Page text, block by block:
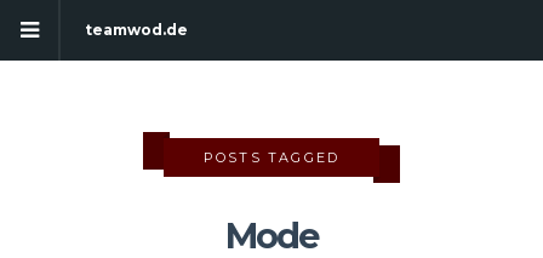
teamwod.de
POSTS TAGGED
Mode